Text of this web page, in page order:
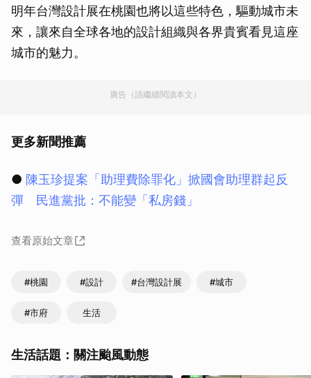
明年台灣設計展在桃園也將以這些特色，驅動城市未
來，讓來自全球各地的設計組織與各界貴賓看見這座
城市的魅力。
廣告（請繼續閱讀本文）
更多新聞推薦
● 陳玉珍提案「助理費除罪化」掀國會助理群起反
彈 民進黨批：不能變「私房錢」
查看原始文章
#桃園 #設計 #台灣設計展 #城市
#市府 生活
生活話題：關注颱風動態